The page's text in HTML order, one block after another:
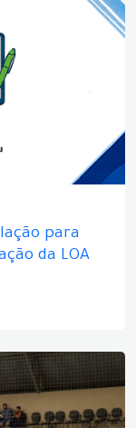
para
da LOA